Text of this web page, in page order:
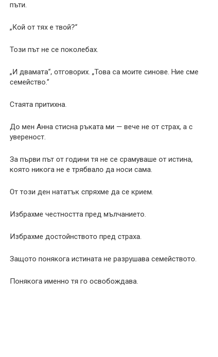
пъти.
„Кой от тях е твой?“
Този път не се поколебах.
„И двамата“, отговорих. „Това са моите синове. Ние сме
семейство.“
Стаята притихна.
До мен Анна стисна ръката ми — вече не от страх, а с
увереност.
За първи път от години тя не се срамуваше от истина,
която никога не е трябвало да носи сама.
От този ден нататък спряхме да се крием.
Избрахме честността пред мълчанието.
Избрахме достойнството пред страха.
Защото понякога истината не разрушава семейството.
Понякога именно тя го освобождава.